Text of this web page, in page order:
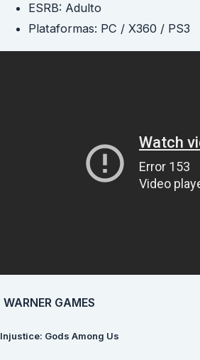
ESRB: Adulto
Plataformas: PC / X360 / PS3
WARNER GAMES
Injustice: Gods Among Us